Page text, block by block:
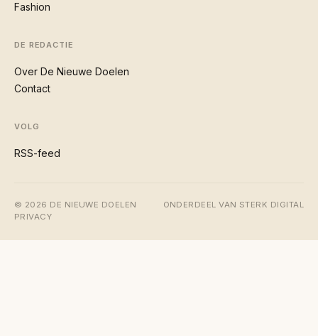
Fashion
DE REDACTIE
Over De Nieuwe Doelen
Contact
VOLG
RSS-feed
© 2026 DE NIEUWE DOELEN
ONDERDEEL VAN STERK DIGITAL
PRIVACY